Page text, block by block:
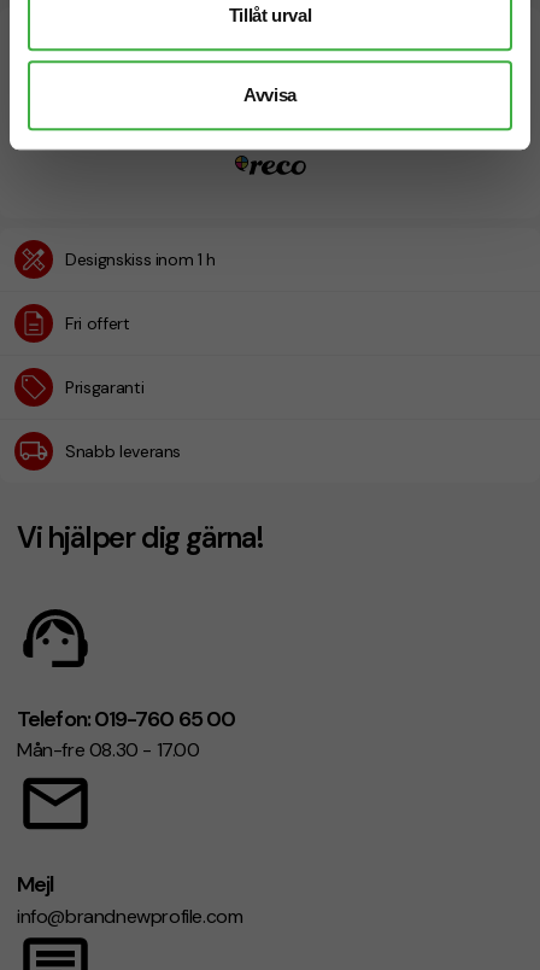
Tillåt urval
Avvisa
Designskiss inom 1 h
Fri offert
Prisgaranti
Snabb leverans
Vi hjälper dig gärna!
Telefon: 019-760 65 00
Mån-fre 08.30 - 17.00
Mejl
info@brandnewprofile.com